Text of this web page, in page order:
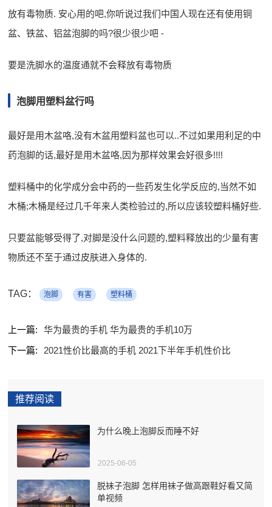
放有毒物质. 安心用的吧,你听说过我们中国人现在还有使用铜
盆、铁盆、铝盆泡脚的吗?很少很少吧 -
要是洗脚水的温度通就不会释放有毒物质
泡脚用塑料盆行吗
最好是用木盆咯,没有木盆用塑料盆也可以..不过如果用利足的中
药泡脚的话,最好是用木盆咯,因为那样效果会好很多!!!!
塑料桶中的化学成分会中药的一些药发生化学反应的,当然不如
木桶;木桶是经过几千年来人类检验过的,所以应该较塑料桶好些.
只要盆能够受得了,对脚是没什么问题的,塑料释放出的少量有害
物质还不至于通过皮肤进入身体的.
TAG： 泡脚 有害 塑料桶
上一篇:
华为最贵的手机 华为最贵的手机10万
下一篇:
2021性价比最高的手机 2021下半年手机性价比
推荐阅读
为什么晚上泡脚反而睡不好
2025-06-05
脱袜子泡脚 怎样用袜子做高跟鞋好看又简
单视频